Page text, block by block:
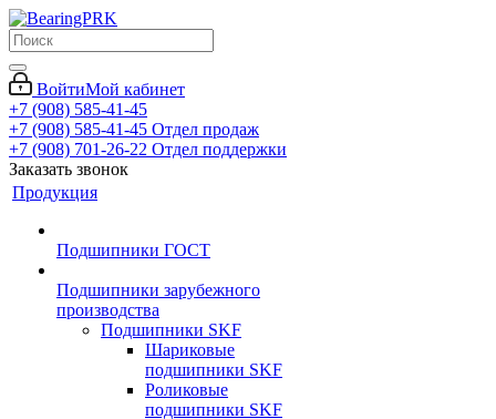
ВойтиМой кабинет
+7 (908) 585-41-45
+7 (908) 585-41-45 Отдел продаж
+7 (908) 701-26-22 Отдел поддержки
Заказать звонок
Продукция
Подшипники ГОСТ
Подшипники зарубежного
производства
Подшипники SKF
Шариковые
подшипники SKF
Роликовые
подшипники SKF